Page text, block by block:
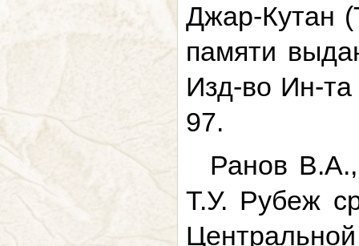
Джар-Кутан
памяти
Изд-во Ин-
97.
Ранов
Т.У. Рубеж